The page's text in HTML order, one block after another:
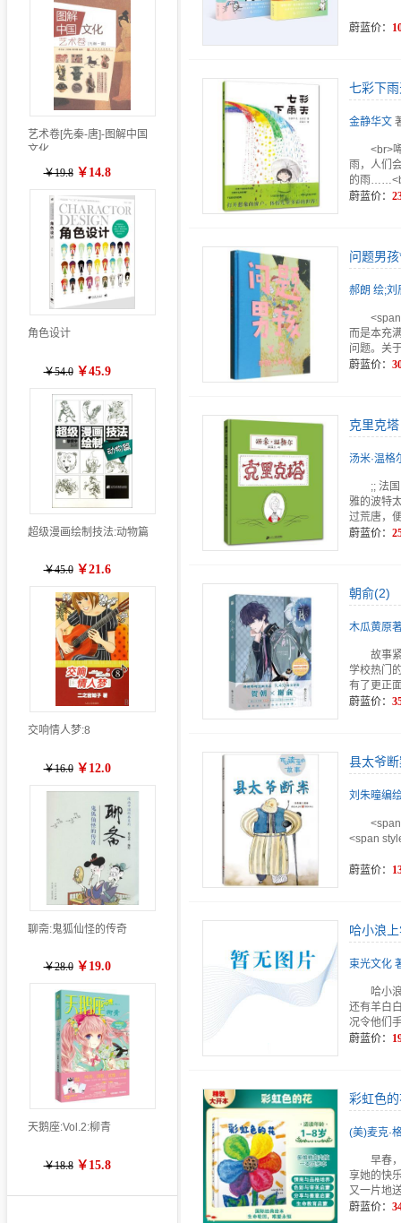
艺术卷[先秦-唐]-图解中国
文化
￥19.8 ￥14.8
角色设计
￥54.0 ￥45.9
超级漫画绘制技法:动物篇
￥45.0 ￥21.6
交响情人梦:8
￥16.0 ￥12.0
聊斋:鬼狐仙怪的传奇
￥28.0 ￥19.0
天鹅座:Vol.2:柳青
￥18.8 ￥15.8
蔚蓝价：
七彩下
金静华文
<br>
雨，人们
的雨
蔚蓝价：
问题男
郝朗 绘;刘
而是本充
问题。关
蔚蓝价：
克里克塔
汤米·温格
;; 法
雅的波特
过荒唐，
蔚蓝价：
朝俞(2)
木瓜黄原
故事
学校热门
有了更正
蔚蓝价：
县太爷
刘朱曈编
<span
蔚蓝价：
哈小浪
束光文化
哈小
还有羊白
况令他们
蔚蓝价：
彩虹色
(美)麦克·
早春
享她的快
又一片地
蔚蓝价：